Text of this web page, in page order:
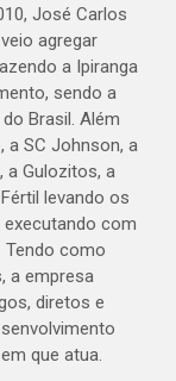
José Carlos
agregar
a Ipiranga
sendo a
Brasil. Além
a SC Johnson, a
a Gulozitos, a
levando os
executando com
Tendo como
a empresa
diretos e
que atua.